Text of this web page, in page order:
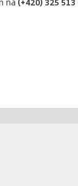
na (+420) 325